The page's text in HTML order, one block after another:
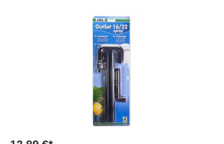
Bildergalerie überspringen